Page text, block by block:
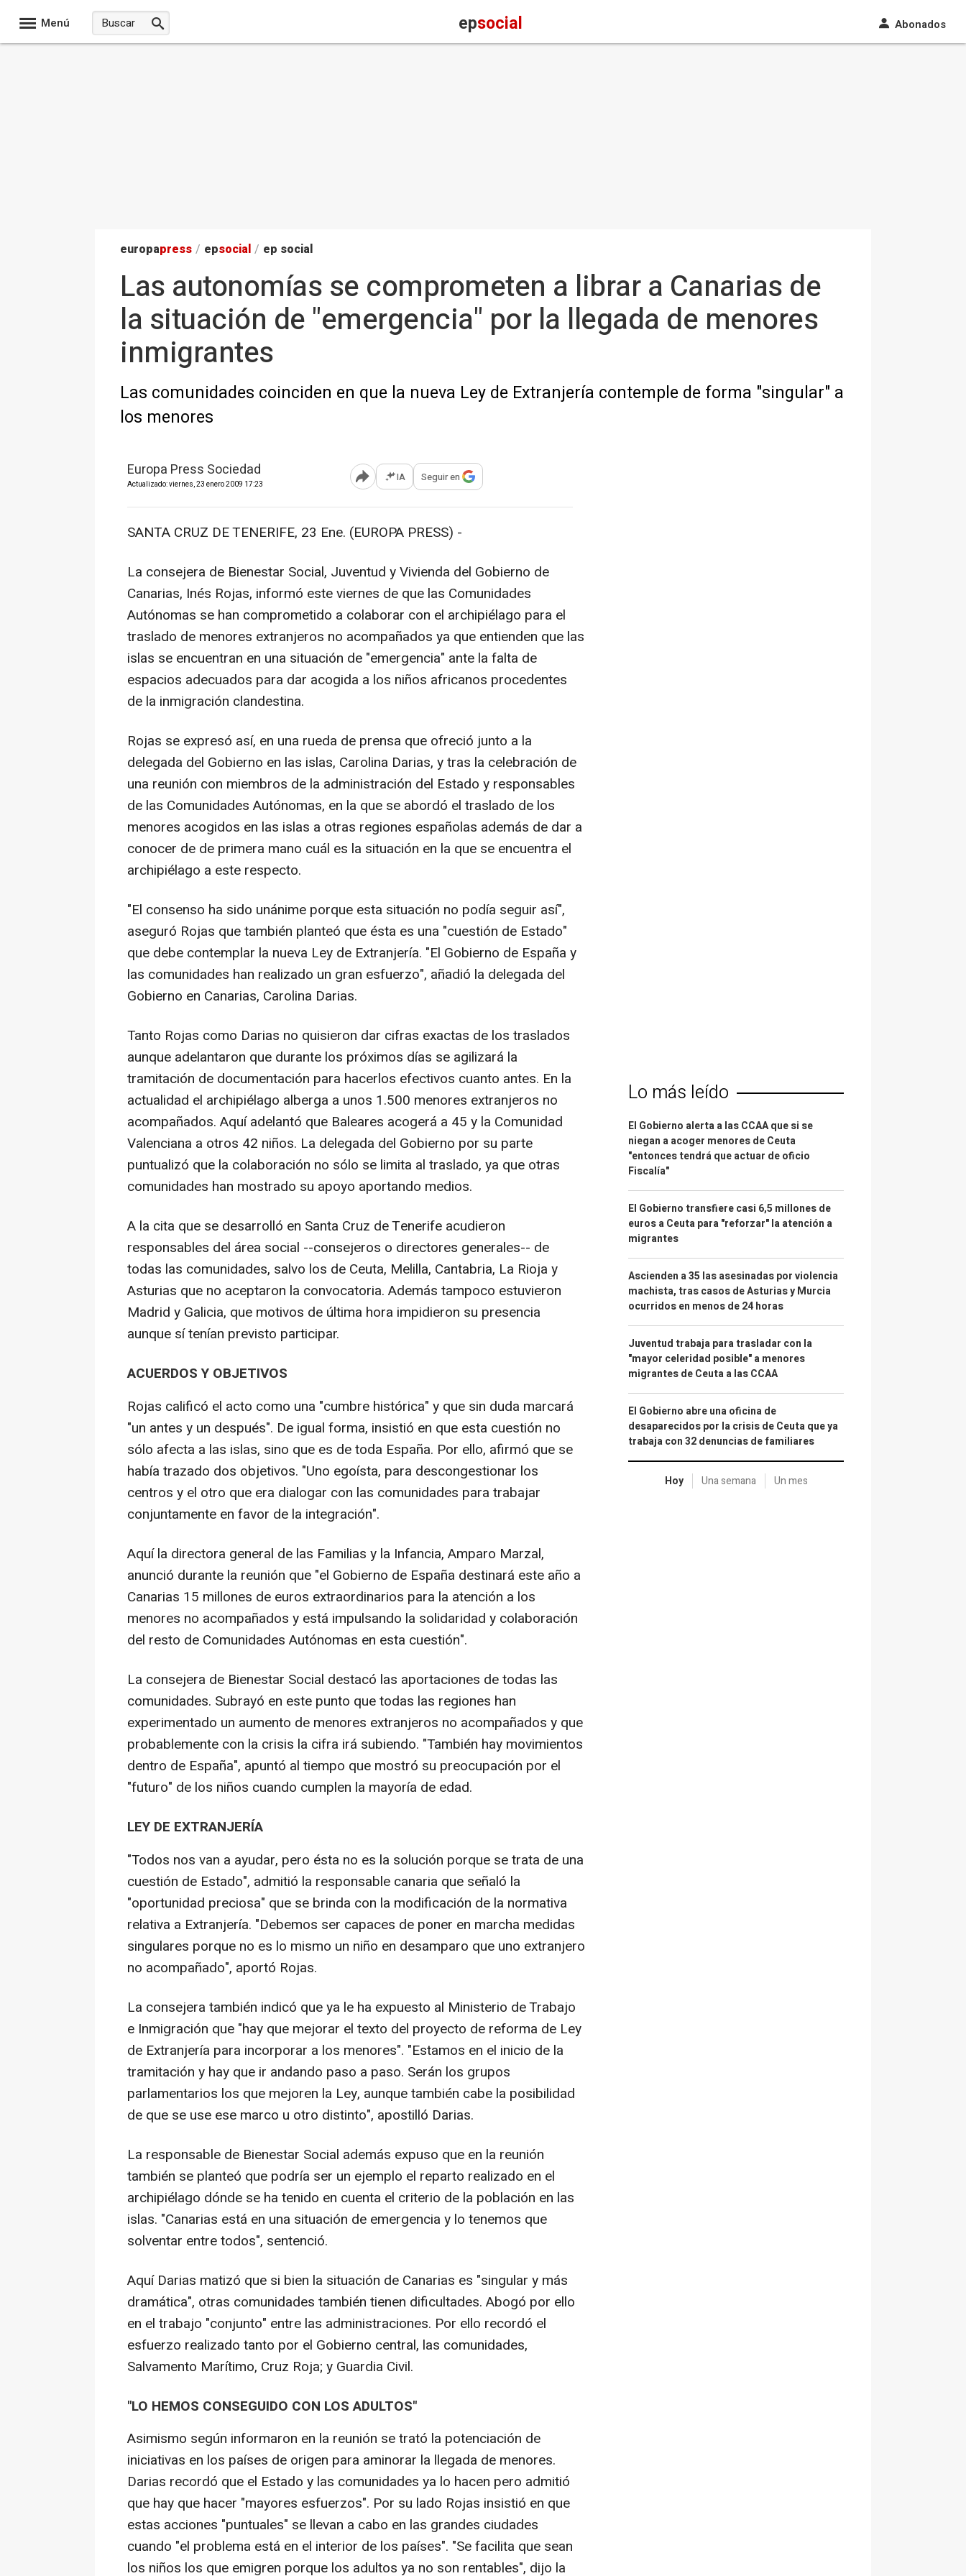
Menú epsocial Abonados
europapress / epsocial / ep social
Las autonomías se comprometen a librar a Canarias de
la situación de "emergencia" por la llegada de menores
inmigrantes
Las comunidades coinciden en que la nueva Ley de Extranjería contemple de forma "singular" a
los menores
Europa Press Sociedad
Actualizado: viernes, 23 enero 2009 17:23 Abrir opciones para compartir
IA Seguir en
SANTA CRUZ DE TENERIFE, 23 Ene. (EUROPA PRESS) -
La consejera de Bienestar Social, Juventud y Vivienda del Gobierno de
Canarias, Inés Rojas, informó este viernes de que las Comunidades
Autónomas se han comprometido a colaborar con el archipiélago para el
traslado de menores extranjeros no acompañados ya que entienden que las
islas se encuentran en una situación de "emergencia" ante la falta de
espacios adecuados para dar acogida a los niños africanos procedentes
de la inmigración clandestina.
Rojas se expresó así, en una rueda de prensa que ofreció junto a la
delegada del Gobierno en las islas, Carolina Darias, y tras la celebración de
una reunión con miembros de la administración del Estado y responsables
de las Comunidades Autónomas, en la que se abordó el traslado de los
menores acogidos en las islas a otras regiones españolas además de dar a
conocer de de primera mano cuál es la situación en la que se encuentra el
archipiélago a este respecto.
"El consenso ha sido unánime porque esta situación no podía seguir así",
aseguró Rojas que también planteó que ésta es una "cuestión de Estado"
que debe contemplar la nueva Ley de Extranjería. "El Gobierno de España y
las comunidades han realizado un gran esfuerzo", añadió la delegada del
Gobierno en Canarias, Carolina Darias.
Tanto Rojas como Darias no quisieron dar cifras exactas de los traslados
aunque adelantaron que durante los próximos días se agilizará la
tramitación de documentación para hacerlos efectivos cuanto antes. En la
actualidad el archipiélago alberga a unos 1.500 menores extranjeros no
acompañados. Aquí adelantó que Baleares acogerá a 45 y la Comunidad
Valenciana a otros 42 niños. La delegada del Gobierno por su parte
puntualizó que la colaboración no sólo se limita al traslado, ya que otras
comunidades han mostrado su apoyo aportando medios.
A la cita que se desarrolló en Santa Cruz de Tenerife acudieron
responsables del área social --consejeros o directores generales-- de
todas las comunidades, salvo los de Ceuta, Melilla, Cantabria, La Rioja y
Asturias que no aceptaron la convocatoria. Además tampoco estuvieron
Madrid y Galicia, que motivos de última hora impidieron su presencia
aunque sí tenían previsto participar.
ACUERDOS Y OBJETIVOS
Rojas calificó el acto como una "cumbre histórica" y que sin duda marcará
"un antes y un después". De igual forma, insistió en que esta cuestión no
sólo afecta a las islas, sino que es de toda España. Por ello, afirmó que se
había trazado dos objetivos. "Uno egoísta, para descongestionar los
centros y el otro que era dialogar con las comunidades para trabajar
conjuntamente en favor de la integración".
Aquí la directora general de las Familias y la Infancia, Amparo Marzal,
anunció durante la reunión que "el Gobierno de España destinará este año a
Canarias 15 millones de euros extraordinarios para la atención a los
menores no acompañados y está impulsando la solidaridad y colaboración
del resto de Comunidades Autónomas en esta cuestión".
La consejera de Bienestar Social destacó las aportaciones de todas las
comunidades. Subrayó en este punto que todas las regiones han
experimentado un aumento de menores extranjeros no acompañados y que
probablemente con la crisis la cifra irá subiendo. "También hay movimientos
dentro de España", apuntó al tiempo que mostró su preocupación por el
"futuro" de los niños cuando cumplen la mayoría de edad.
LEY DE EXTRANJERÍA
"Todos nos van a ayudar, pero ésta no es la solución porque se trata de una
cuestión de Estado", admitió la responsable canaria que señaló la
"oportunidad preciosa" que se brinda con la modificación de la normativa
relativa a Extranjería. "Debemos ser capaces de poner en marcha medidas
singulares porque no es lo mismo un niño en desamparo que uno extranjero
no acompañado", aportó Rojas.
La consejera también indicó que ya le ha expuesto al Ministerio de Trabajo
e Inmigración que "hay que mejorar el texto del proyecto de reforma de Ley
de Extranjería para incorporar a los menores". "Estamos en el inicio de la
tramitación y hay que ir andando paso a paso. Serán los grupos
parlamentarios los que mejoren la Ley, aunque también cabe la posibilidad
de que se use ese marco u otro distinto", apostilló Darias.
La responsable de Bienestar Social además expuso que en la reunión
también se planteó que podría ser un ejemplo el reparto realizado en el
archipiélago dónde se ha tenido en cuenta el criterio de la población en las
islas. "Canarias está en una situación de emergencia y lo tenemos que
solventar entre todos", sentenció.
Aquí Darias matizó que si bien la situación de Canarias es "singular y más
dramática", otras comunidades también tienen dificultades. Abogó por ello
en el trabajo "conjunto" entre las administraciones. Por ello recordó el
esfuerzo realizado tanto por el Gobierno central, las comunidades,
Salvamento Marítimo, Cruz Roja; y Guardia Civil.
"LO HEMOS CONSEGUIDO CON LOS ADULTOS"
Asimismo según informaron en la reunión se trató la potenciación de
iniciativas en los países de origen para aminorar la llegada de menores.
Darias recordó que el Estado y las comunidades ya lo hacen pero admitió
que hay que hacer "mayores esfuerzos". Por su lado Rojas insistió en que
estas acciones "puntuales" se llevan a cabo en las grandes ciudades
cuando "el problema está en el interior de los países". "Se facilita que sean
los niños los que emigren porque los adultos ya no son rentables", dijo la
Lo más leído
El Gobierno alerta a las CCAA que si se
niegan a acoger menores de Ceuta
"entonces tendrá que actuar de oficio
Fiscalía"
El Gobierno transfiere casi 6,5 millones de
euros a Ceuta para "reforzar" la atención a
migrantes
Ascienden a 35 las asesinadas por violencia
machista, tras casos de Asturias y Murcia
ocurridos en menos de 24 horas
Juventud trabaja para trasladar con la
"mayor celeridad posible" a menores
migrantes de Ceuta a las CCAA
El Gobierno abre una oficina de
desaparecidos por la crisis de Ceuta que ya
trabaja con 32 denuncias de familiares
Hoy Una semana Un mes